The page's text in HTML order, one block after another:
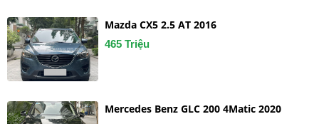
Mazda CX5 2.5 AT 2016
465 Triệu
Mercedes Benz GLC 200 4Matic 2020